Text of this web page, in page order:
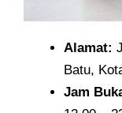
Alamat:
Batu,
Jam